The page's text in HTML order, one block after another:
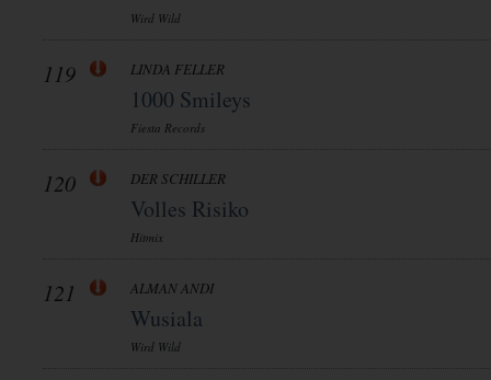
Wird Wild
119 LINDA FELLER
1000 Smileys
Fiesta Records
120 DER SCHILLER
Volles Risiko
Hitmix
121 ALMAN ANDI
Wusiala
Wird Wild